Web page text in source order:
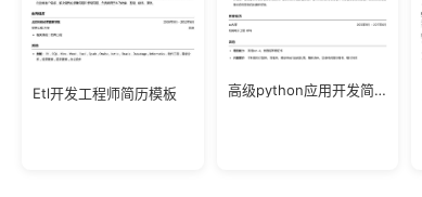
Etl开发工程师简历模板 高级python应用开发简历模板